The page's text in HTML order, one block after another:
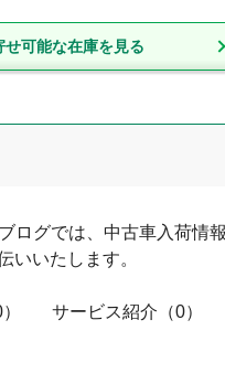
可能な在庫を見る
ログでは、中古車入荷情
いいたします。
） サービス紹介 （0）